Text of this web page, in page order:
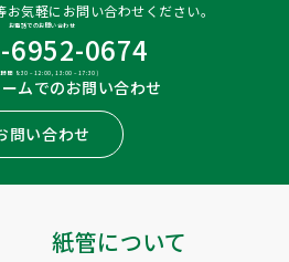
気軽にお問い合わせください。
お電話でのお問い合わせ
6952-0674
時間 8:30 – 12:00, 13:00 – 17:30 )
ムでのお問い合わせ
問い合わせ
紙管について